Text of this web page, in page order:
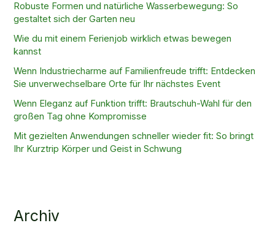
Robuste Formen und natürliche Wasserbewegung: So
gestaltet sich der Garten neu
Wie du mit einem Ferienjob wirklich etwas bewegen
kannst
Wenn Industriecharme auf Familienfreude trifft: Entdecken
Sie unverwechselbare Orte für Ihr nächstes Event
Wenn Eleganz auf Funktion trifft: Brautschuh-Wahl für den
großen Tag ohne Kompromisse
Mit gezielten Anwendungen schneller wieder fit: So bringt
Ihr Kurztrip Körper und Geist in Schwung
Archiv